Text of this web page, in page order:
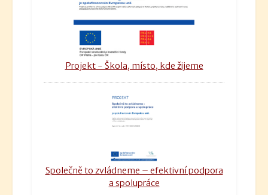
Projekt - Škola, místo, kde žijeme
Společně to zvládneme – efektivní podpora
a spolupráce